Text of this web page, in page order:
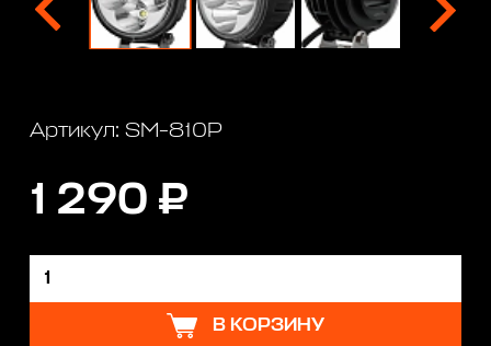
Артикул: SM-810P
1 290 ₽
В КОРЗИНУ